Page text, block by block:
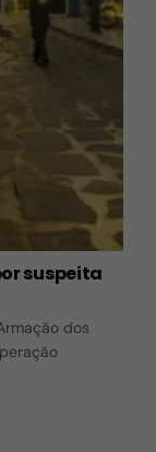
suspeita
dos